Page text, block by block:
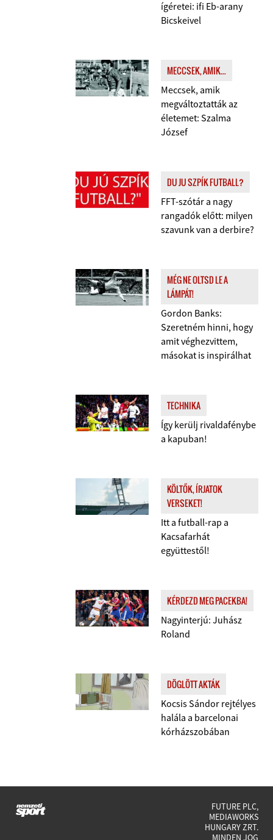
ígéretei: ifi Eb-arany
Bicskeivel
MECCSEK, AMIK...
Meccsek, amik
megváltoztatták az
életemet: Szalma
József
DU JU SZPÍK FUTBALL?
FFT-szótár a nagy
rangadók előtt: milyen
szavunk van a derbire?
MÉG NE OLTSD LE A
LÁMPÁT!
Gordon Banks:
Szeretném hinni, hogy
amit véghezvittem,
másokat is inspirálhat
TECHNIKA
Így kerülj rivaldafénybe
a kapuban!
KÖLTŐK, ÍRJATOK
VERSEKET!
Itt a futball-rap a
Kacsafarhát
együttestől!
KÉRDEZD MEG PACEKBA!
Nagyinterjú: Juhász
Roland
DÖGLÖTT AKTÁK
Kocsis Sándor rejtélyes
halála a barcelonai
kórházszobában
FUTURE PLC,
MEDIAWORKS
HUNGARY ZRT.
MINDEN JOG